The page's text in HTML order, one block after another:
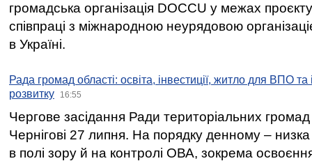
громадська організація DOCCU у межах
співпраці з міжнародною неурядовою
в Україні.
Рада громад області: освіта, інвестиції, житло для ВПО
розвитку
16:55
Чергове засідання Ради територіальних громад
Чернігові 27 липня. На порядку денному –
в полі зору й на контролі ОВА, зокрема освоєння